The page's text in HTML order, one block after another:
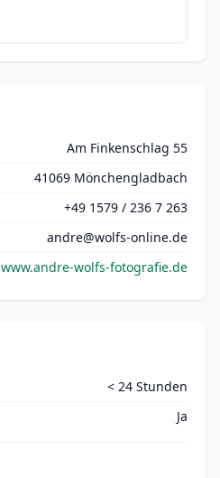
Am Finkenschlag 55
41069 Mönchengladbach
+49 1579 / 236 7 263
andre@wolfs-online.de
www.andre-wolfs-fotografie.de
< 24 Stunden
Ja